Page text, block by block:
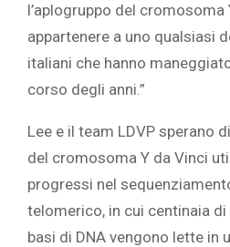
l’aplogruppo del cromosoma
appartenere a uno qualsiasi
italiani che hanno
corso degli anni.”
Lee e il team LDVP sperano
del cromosoma Y da Vinci
progressi nel
telomerico, in cui centinaia
basi di DNA vengono lette in